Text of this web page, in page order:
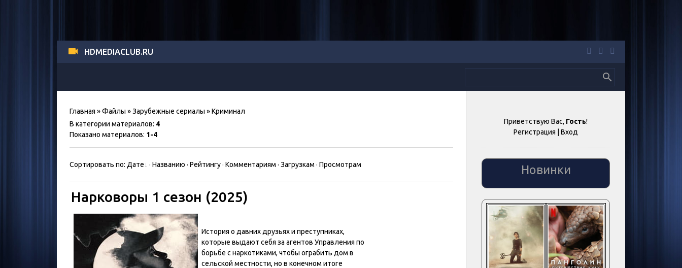
HDMEDIACLUB.RU
Главная »Файлы »Зарубежные сериалы » Криминал
В категории материалов: 4
Показано материалов: 1-4
Сортировать по: Дате · Названию · Рейтингу· Комментариям · Загрузкам · Просмотрам
Нарковоры 1 сезон (2025)
История о давних друзьях и преступниках,
которые выдают себя за агентов Управления по
борьбе с наркотиками, чтобы ограбить дом в
сельской местности, но в конечном итоге
Приветствую Вас, Гость!
Регистрация |Вход
Новинки